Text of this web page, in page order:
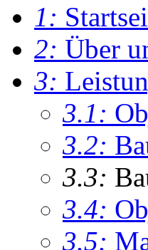
1:
2: Über
3:
3.1:
3.2:
3.3:
3.4:
3.5: